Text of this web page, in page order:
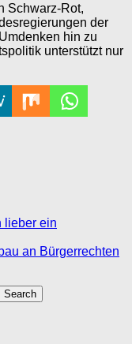
Schwarz-Rot,
der
hin zu
unterstützt nur
lieber ein
an Bürgerrechten